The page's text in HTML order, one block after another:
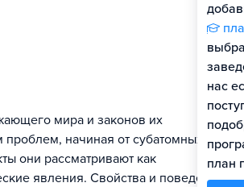
мира и законов их
начиная от субатомных
они рассматривают как
явления. Свойства и поведение
нас
план